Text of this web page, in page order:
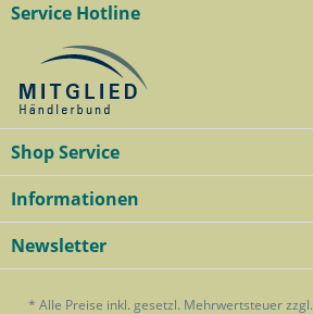
Service Hotline
Shop Service
Informationen
Newsletter
* Alle Preise inkl. gesetzl. Mehrwertsteuer zzgl.